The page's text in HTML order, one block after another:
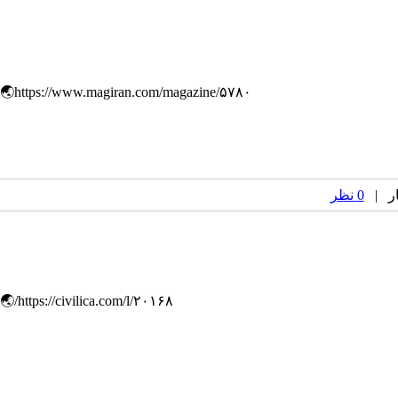
​​​​https://www.magiran.com/magazine/۵۷۸۰🌏
0 نظر
https://civilica.com/l/۲۰۱۶۸/🌏